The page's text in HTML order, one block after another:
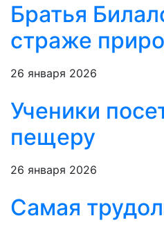
Братья
страже
26 января 2026
Ученики
пещеру
26 января 2026
Самая